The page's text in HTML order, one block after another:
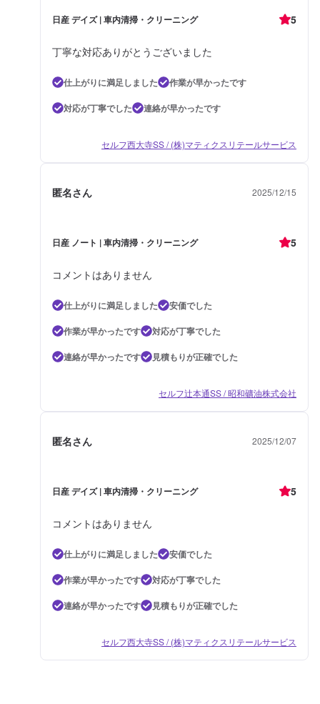
日産 デイズ | 車内清掃・クリーニング 5
丁寧な対応ありがとうございました
仕上がりに満足しました
作業が早かったです
対応が丁寧でした
連絡が早かったです
セルフ西大寺SS / (株)マティクスリテールサービス
匿名さん 2025/12/15
日産 ノート | 車内清掃・クリーニング 5
コメントはありません
仕上がりに満足しました
安価でした
作業が早かったです
対応が丁寧でした
連絡が早かったです
見積もりが正確でした
セルフ辻本通SS / 昭和礦油株式会社
匿名さん 2025/12/07
日産 デイズ | 車内清掃・クリーニング 5
コメントはありません
仕上がりに満足しました
安価でした
作業が早かったです
対応が丁寧でした
連絡が早かったです
見積もりが正確でした
セルフ西大寺SS / (株)マティクスリテールサービス